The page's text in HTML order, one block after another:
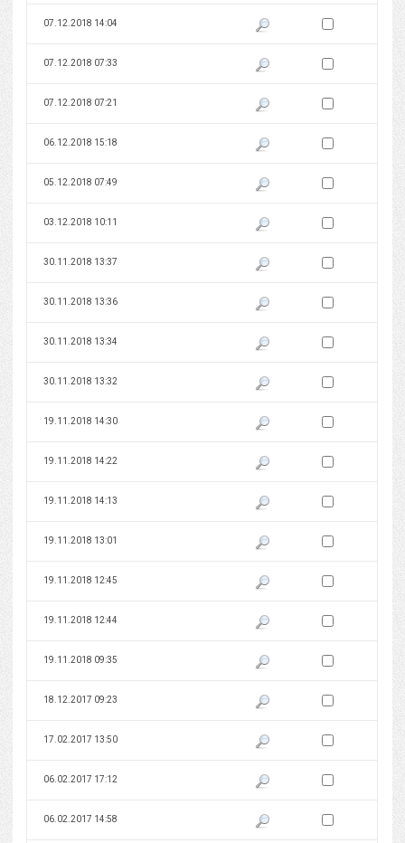
07.12.2018 14:04 Pokaż podgląd wersji z dnia
Zaznacz wersję do
07.12.2018 07:33 Pokaż podgląd wersji z dnia
Zaznacz wersję do
07.12.2018 07:21 Pokaż podgląd wersji z dnia
Zaznacz wersję do
06.12.2018 15:18 Pokaż podgląd wersji z dnia
Zaznacz wersję do
05.12.2018 07:49 Pokaż podgląd wersji z dnia
Zaznacz wersję do
03.12.2018 10:11 Pokaż podgląd wersji z dnia
Zaznacz wersję do
30.11.2018 13:37 Pokaż podgląd wersji z dnia
Zaznacz wersję do
30.11.2018 13:36 Pokaż podgląd wersji z dnia
Zaznacz wersję do
30.11.2018 13:34 Pokaż podgląd wersji z dnia
Zaznacz wersję do
30.11.2018 13:32 Pokaż podgląd wersji z dnia
Zaznacz wersję do
19.11.2018 14:30 Pokaż podgląd wersji z dnia
Zaznacz wersję do
19.11.2018 14:22 Pokaż podgląd wersji z dnia
Zaznacz wersję do
19.11.2018 14:13 Pokaż podgląd wersji z dnia
Zaznacz wersję do
19.11.2018 13:01 Pokaż podgląd wersji z dnia
Zaznacz wersję do
19.11.2018 12:45 Pokaż podgląd wersji z dnia
Zaznacz wersję do
19.11.2018 12:44 Pokaż podgląd wersji z dnia
Zaznacz wersję do
19.11.2018 09:35 Pokaż podgląd wersji z dnia
Zaznacz wersję do
18.12.2017 09:23 Pokaż podgląd wersji z dnia
Zaznacz wersję do
17.02.2017 13:50 Pokaż podgląd wersji z dnia
Zaznacz wersję do
06.02.2017 17:12 Pokaż podgląd wersji z dnia
Zaznacz wersję do
06.02.2017 14:58 Pokaż podgląd wersji z dnia
Zaznacz wersję do